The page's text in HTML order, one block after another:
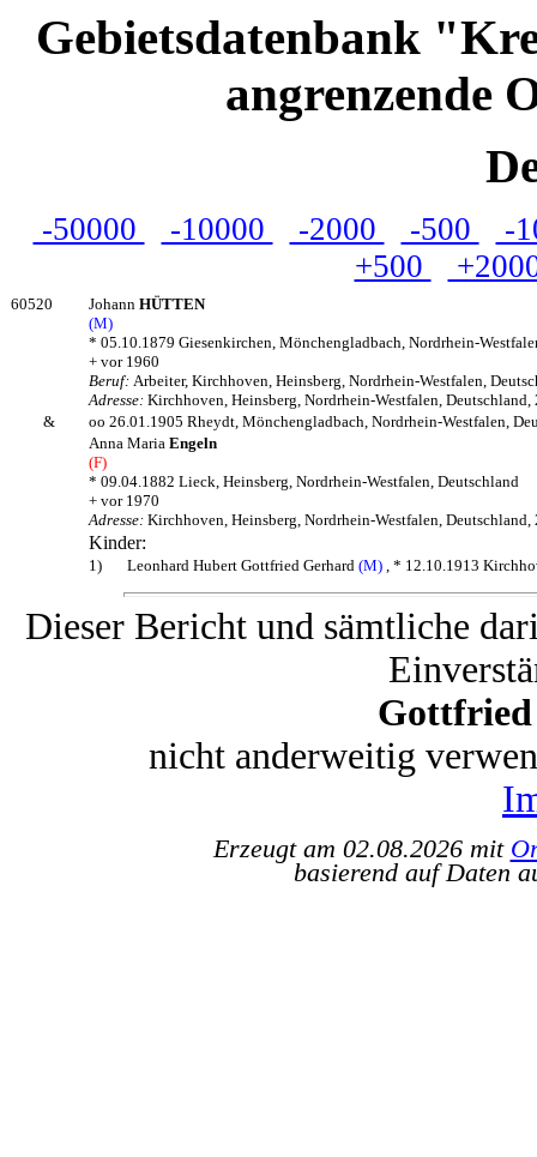
Gebietsdatenbank
angrenzende
-50000 -10000 -2000 -500
-
+500
60520 Johann HÜTTEN
(M)
* 05.10.1879 Giesenkirchen, Mönchengladbach, Nordrhein-
+ vor 1960
Beruf: Arbeiter, Kirchhoven, Heinsberg, Nordrhein-Westfalen,
Adresse: Kirchhoven, Heinsberg, Nordrhein-Westfalen, Deutschland,
&
oo 26.01.1905 Rheydt, Mönchengladbach, Nordrhein-Westfalen,
Anna Maria Engeln
(F)
* 09.04.1882 Lieck, Heinsberg, Nordrhein-Westfalen, Deutschland
+ vor 1970
Adresse: Kirchhoven, Heinsberg, Nordrhein-Westfalen, Deutschland,
Kinder:
1) Leonhard Hubert Gottfried Gerhard (M) , * 12.10.1913
Dieser Bericht und sämtliche
Gottfried
nicht anderweitig
Erzeugt am 02.08.2026 mit
basierend auf Daten